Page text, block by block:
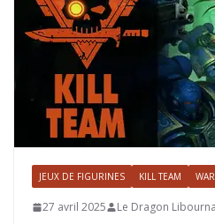
JEUX DE FIGURINES KILL TEAM
27 avril 2025 Le Dragon